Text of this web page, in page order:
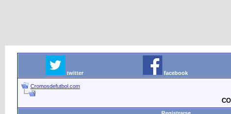
twitter facebook
Cromosdefutbol.com